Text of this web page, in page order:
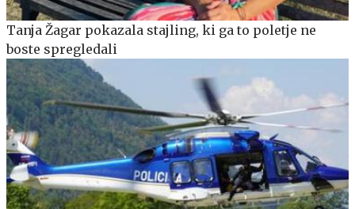
Tanja Žagar pokazala stajling, ki ga to poletje ne
boste spregledali